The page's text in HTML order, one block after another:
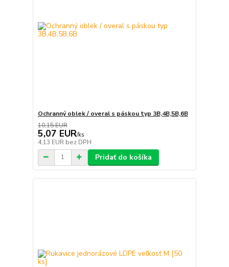
Ochranný oblek / overal s páskou typ 3B,4B,5B,6B
10,15 EUR
5,07 EUR/ks
4,13 EUR bez DPH
Pridať do košíka